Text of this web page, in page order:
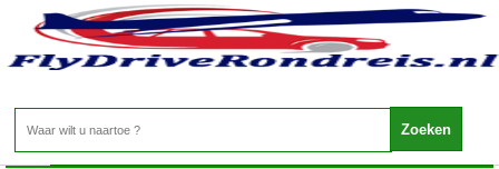
Spanje - Costa del Sol - Benalmadena
Home>